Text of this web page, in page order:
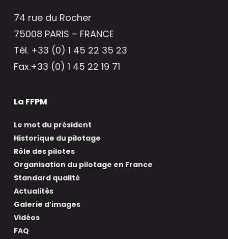
74 rue du Rocher
75008 PARIS – FRANCE
Tél. +33 (0) 1 45 22 35 23
Fax.+33 (0) 1 45 22 19 71
La FFPM
Le mot du président
Historique du pilotage
Rôle des pilotes
Organisation du pilotage en France
Standard qualité
Actualités
Galerie d’images
Vidéos
FAQ